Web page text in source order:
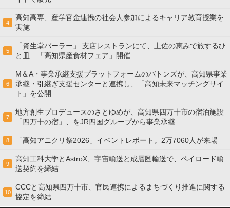
4
高知高専、産学官金連携の社会⼈参加によるキャリア教育授業を
実施
5
「資生堂パーラー」 支店レストランにて、土佐の恵みで旅するひ
と皿 「高知県産食材フェア」開催
6
M＆A・事業承継支援プラットフォームのバトンズが、高知県事業
承継・引継ぎ支援センターと連携し、「高知未来マッチングサイ
ト」を公開
7
地方創生プロデュースのさとゆめが、高知県四万十市の宿泊施設
「四万十の宿」、をJR四国グループから事業承継
8 「高知アニクリ祭2026」イベントレポート。2万7060人が来場
9
高知工科大学とAstroX、宇宙輸送と成層圏輸送で、ペイロード輸
送契約を締結
10
CCCと高知県四万十市、官民連携によるまちづくり推進に関する
協定を締結